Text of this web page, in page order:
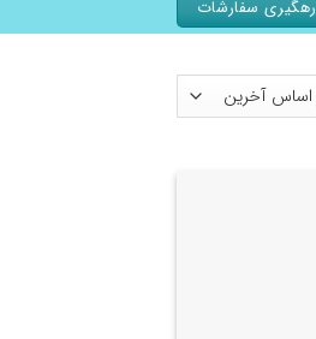
رهگیری سفارشات